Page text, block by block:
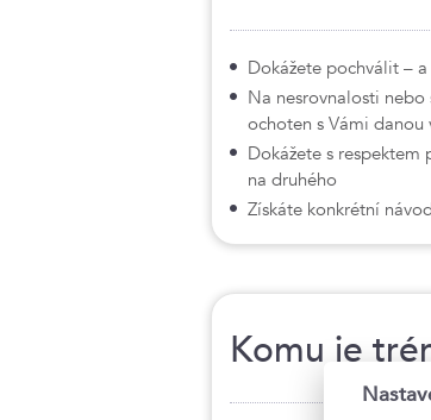
Dokážete pochválit –
Na nesrovnalosti
ochoten s Vámi danou
Dokážete s
na druhého
Získáte konkrétní
Komu je